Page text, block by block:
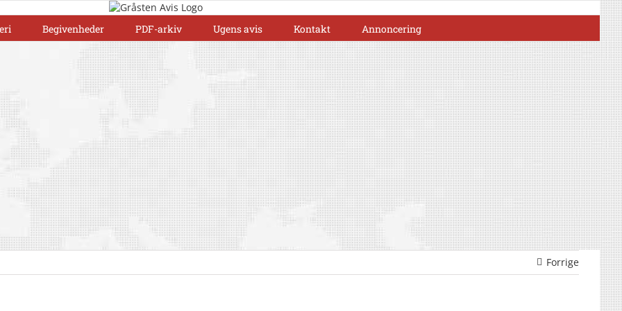
Begivenheder PDF-arkiv Ugens avis Kontakt Annoncering
Forrige